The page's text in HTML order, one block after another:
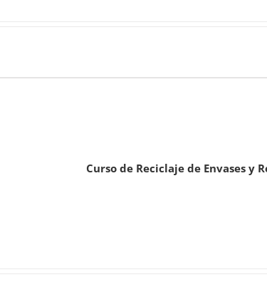
Curso de Reciclaje de Envases y